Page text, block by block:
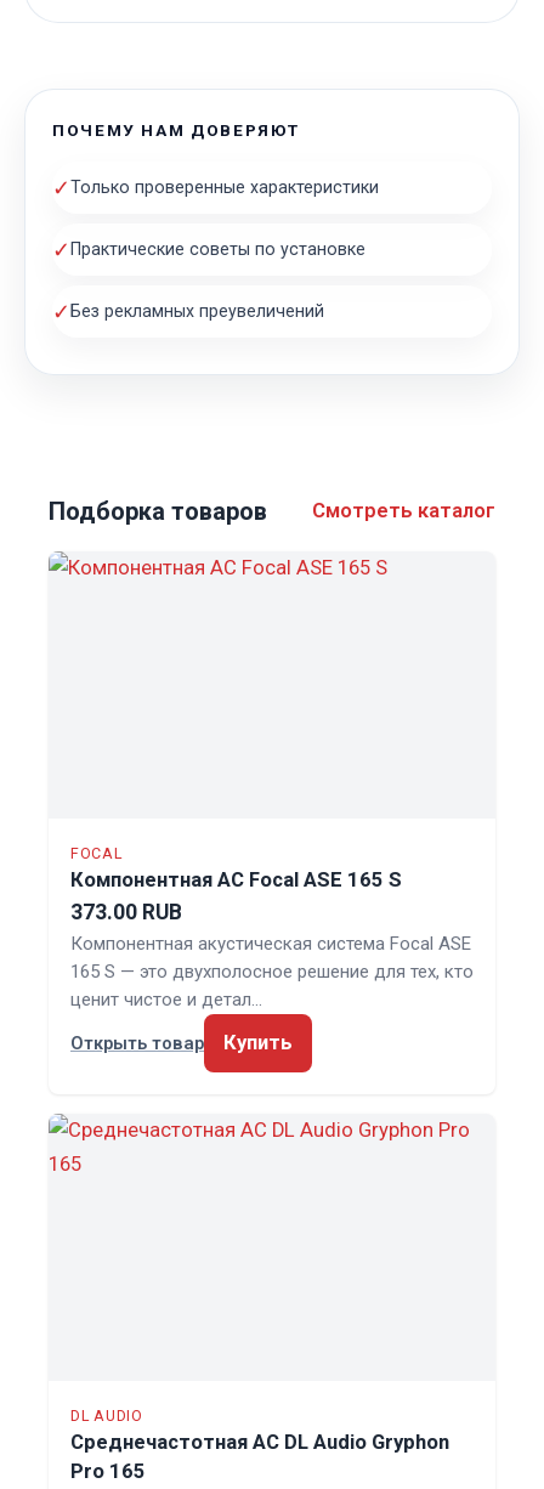
ПОЧЕМУ НАМ ДОВЕРЯЮТ
✓Только проверенные характеристики
✓ Практические советы по установке
✓ Без рекламных преувеличений
Подборка товаров Смотреть каталог
FOCAL
Компонентная АС Focal ASE 165 S
373.00 RUB
Компонентная акустическая система Focal ASE
165 S — это двухполосное решение для тех, кто
ценит чистое и детал…
Открыть товар
Купить
DL AUDIO
Среднечастотная АС DL Audio Gryphon
Pro 165